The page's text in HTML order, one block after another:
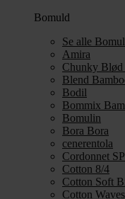
Bomuld
Se alle
Amira
Chunky
Blend
Bodil
Bommix
Bomulin
Bora Bora
cenerentola
Cordonnet
Cotton 8/4
Cotton Soft
Cotton Waves